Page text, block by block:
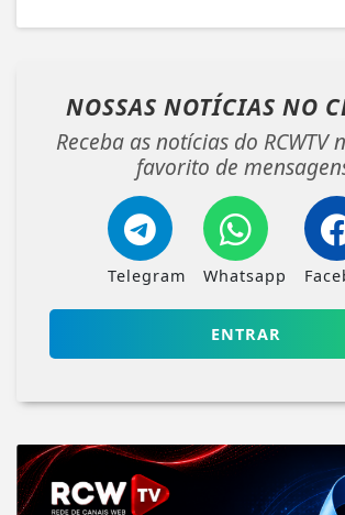
NOSSAS NOTÍCIAS NO
Receba as notícias do RCWTV
favorito de
Telegram Whatsapp
ENTRAR